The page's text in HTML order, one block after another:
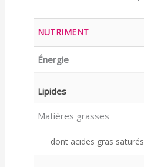
NUTRIMENT
Énergie
Lipides
Matières grasses
dont acides gras saturés